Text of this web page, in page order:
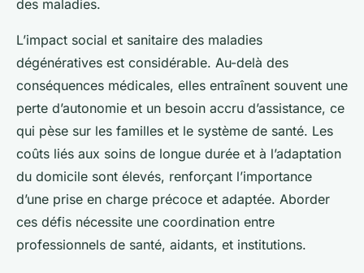
des maladies.
L’impact social et sanitaire des maladies
dégénératives est considérable. Au-delà des
conséquences médicales, elles entraînent souvent une
perte d’autonomie et un besoin accru d’assistance, ce
qui pèse sur les familles et le système de santé. Les
coûts liés aux soins de longue durée et à l’adaptation
du domicile sont élevés, renforçant l’importance
d’une prise en charge précoce et adaptée. Aborder
ces défis nécessite une coordination entre
professionnels de santé, aidants, et institutions.